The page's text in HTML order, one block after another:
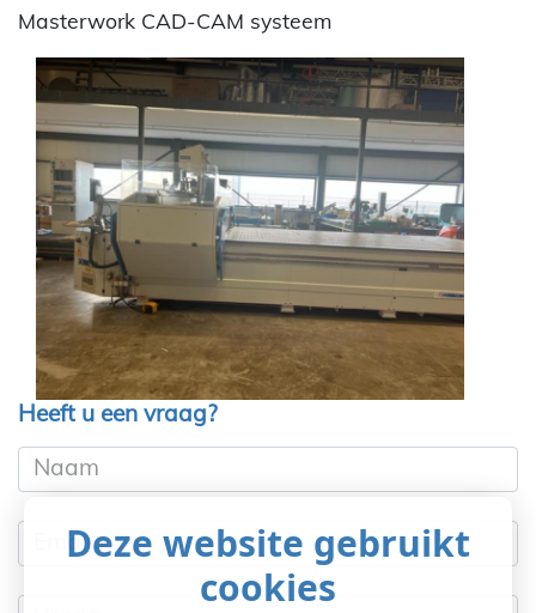
Masterwork CAD-CAM systeem
Heeft u een vraag?
Naam
EmailDeze website gebruikt
cookies